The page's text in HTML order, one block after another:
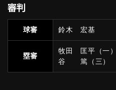
審判
球審 鈴木 宏基
塁審
牧田 匡平（一
谷 篤（三）